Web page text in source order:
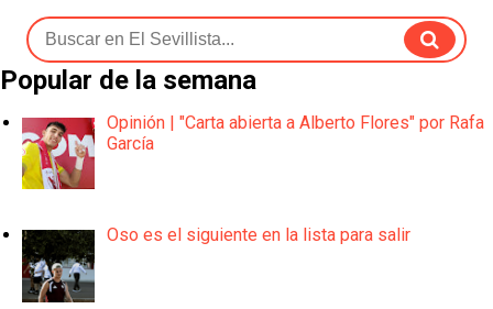
Popular de la semana
Opinión | "Carta abierta a Alberto Flores" por Rafa
García
Oso es el siguiente en la lista para salir